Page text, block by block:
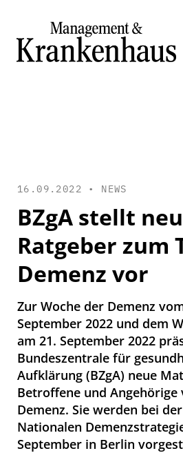
16.09.2022 • NEWS
BZgA stellt
Ratgeber zum
Demenz vor
Zur Woche der Demenz
September 2022 und dem
am 21. September 2022
Bundeszentrale für
Aufklärung (BZgA) neue
Betroffene und
Demenz. Sie werden bei
Nationalen
September in Berlin